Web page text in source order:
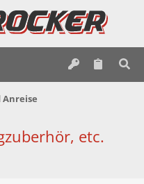
Anreise
etc.